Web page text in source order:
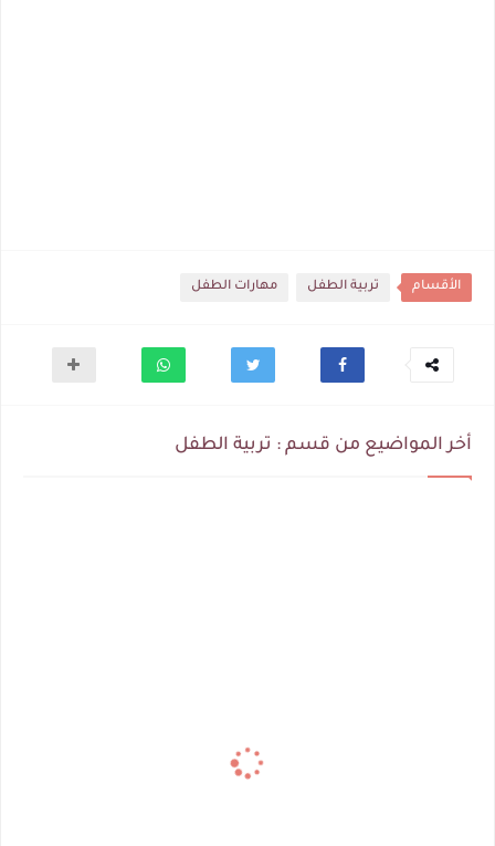
الأقسام تربية الطفل مهارات الطفل
أخر المواضيع من قسم : تربية الطفل